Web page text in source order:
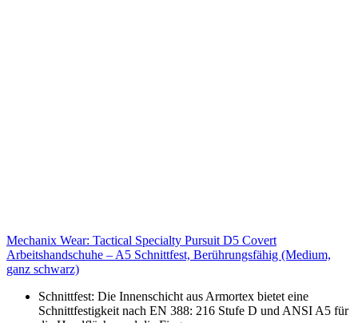
Mechanix Wear: Tactical Specialty Pursuit D5 Covert
Arbeitshandschuhe – A5 Schnittfest, Berührungsfähig (Medium,
ganz schwarz)
Schnittfest: Die Innenschicht aus Armortex bietet eine
Schnittfestigkeit nach EN 388: 216 Stufe D und ANSI A5 für